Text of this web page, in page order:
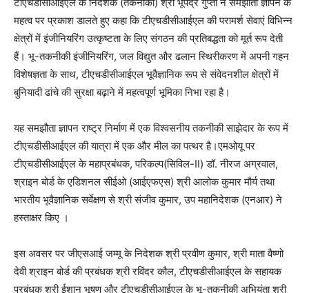
महत्व पर प्रकाश डालते हुए कहा कि टीएचडीसीआईएल की परामर्श सेवाएं विभिन्न
क्षेत्रों में इंजीनियरिंग उत्कृष्टता के लिए संगठन की प्रतिबद्धता को मूर्त रूप देती
हैं। भू-तकनीकी इंजीनियरिंग, जल विद्युत और ढलान स्थिरीकरण में अपनी गहन
विशेषज्ञता के साथ, टीएचडीसीआईएल भूवैज्ञानिक रूप से संवेदनशील क्षेत्रों में
बुनियादी ढांचे की सुरक्षा बढ़ाने में महत्वपूर्ण भूमिका निभा रहा है।
यह समझौता ज्ञापन राष्ट्र निर्माण में एक विश्वसनीय तकनीकी साझेदार के रूप में
टीएचडीसीआईएल की यात्रा में एक और मील का पत्थर है।एमओयू पर
टीएचडीसीआईएल के महाप्रबंधक, परिकल्प(सिविल-II) डॉ. नीरज अग्रवाल,
श्राइन बोर्ड के एडिशनल सीईओ (आईएफएस) श्री आलोक कुमार मौर्य तथा
भारतीय भूवैज्ञानिक सर्वेक्षण से श्री संजीव कुमार, उप महानिदेशक (एनआर) ने
हस्ताक्षर किए ।
इस अवसर पर जीएसआई जम्मू के निदेशक श्री प्रवीण कुमार, श्री माता वैष्णो
देवी श्राइन बोर्ड की प्रबंधक श्री रविंदर कौल, टीएचडीसीआईएल के सहायक
प्रबंधक श्री ईशान भूषण और टीएचडीसीआईएल के भू-तकनीकी अभियंता श्री